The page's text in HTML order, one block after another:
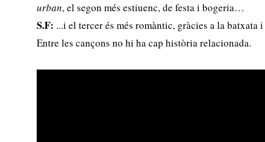
urban, el segon més estiuenc, de festa i bogeria…
S.F: ...i el tercer és més romàntic, gràcies a la batxata
Entre les cançons no hi ha cap història relacionada.